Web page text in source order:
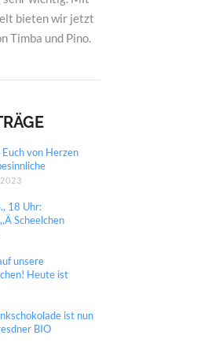
bieten wir jetzt
Timba und Pino.
von Herzen
18 Uhr:
Scheelchen
Manufaktur
unsere
Heute ist
ist nun
BIO
erhältlich!